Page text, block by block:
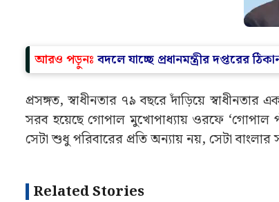
আরও পড়ুনঃ বদলে যাচ্ছে প্রধানমন্ত্রীর দপ্তরের
প্রসঙ্গত, স্বাধীনতার ৭৯ বছরে দাঁড়িয়ে
সরব হয়েছে গোপাল মুখোপাধ্যায় ওরফে ‘গোপাল
সেটা শুধু পরিবারের প্রতি অন্যায় নয়, সেটা বাংলার
Related Stories